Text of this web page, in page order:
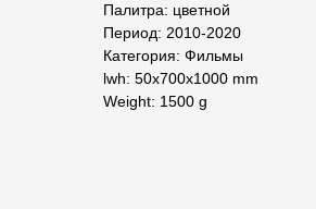
Палитра: цветной
Период: 2010-2020
Категория: Фильмы
lwh: 50x700x1000 mm
Weight: 1500 g